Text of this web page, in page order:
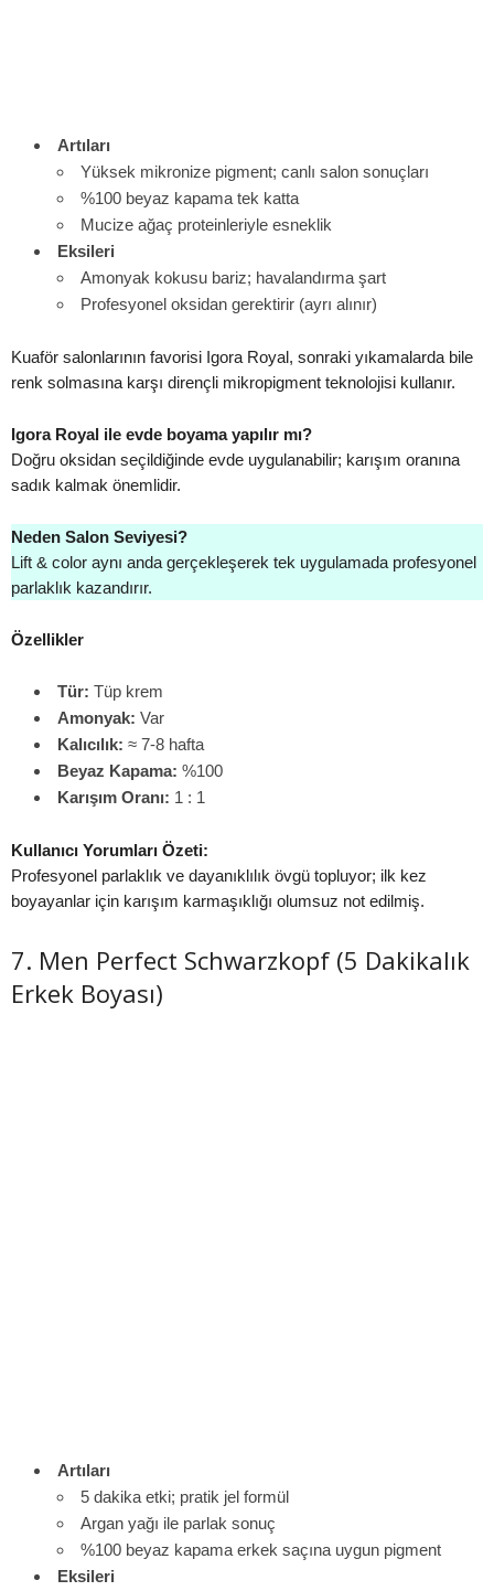
Artıları
Yüksek mikronize pigment; canlı salon sonuçları
%100 beyaz kapama tek katta
Mucize ağaç proteinleriyle esneklik
Eksileri
Amonyak kokusu bariz; havalandırma şart
Profesyonel oksidan gerektirir (ayrı alınır)
Kuaför salonlarının favorisi Igora Royal, sonraki yıkamalarda bile
renk solmasına karşı dirençli mikropigment teknolojisi kullanır.
Igora Royal ile evde boyama yapılır mı?
Doğru oksidan seçildiğinde evde uygulanabilir; karışım oranına
sadık kalmak önemlidir.
Neden Salon Seviyesi?
Lift & color aynı anda gerçekleşerek tek uygulamada profesyonel
parlaklık kazandırır.
Özellikler
Tür: Tüp krem
Amonyak: Var
Kalıcılık: ≈ 7-8 hafta
Beyaz Kapama: %100
Karışım Oranı: 1 : 1
Kullanıcı Yorumları Özeti:
Profesyonel parlaklık ve dayanıklılık övgü topluyor; ilk kez
boyayanlar için karışım karmaşıklığı olumsuz not edilmiş.
7. Men Perfect Schwarzkopf (5 Dakikalık
Erkek Boyası)
Artıları
5 dakika etki; pratik jel formül
Argan yağı ile parlak sonuç
%100 beyaz kapama erkek saçına uygun pigment
Eksileri